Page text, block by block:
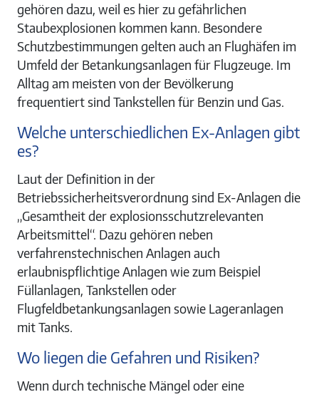
gehören dazu, weil es hier zu gefährlichen
Staubexplosionen kommen kann. Besondere
Schutzbestimmungen gelten auch an Flughäfen im
Umfeld der Betankungsanlagen für Flugzeuge. Im
Alltag am meisten von der Bevölkerung
frequentiert sind Tankstellen für Benzin und Gas.
Welche unterschiedlichen Ex-Anlagen gibt
es?
Laut der Definition in der
Betriebssicherheitsverordnung sind Ex-Anlagen die
„Gesamtheit der explosionsschutzrelevanten
Arbeitsmittel“. Dazu gehören neben
verfahrenstechnischen Anlagen auch
erlaubnispflichtige Anlagen wie zum Beispiel
Füllanlagen, Tankstellen oder
Flugfeldbetankungsanlagen sowie Lageranlagen
mit Tanks.
Wo liegen die Gefahren und Risiken?
Wenn durch technische Mängel oder eine